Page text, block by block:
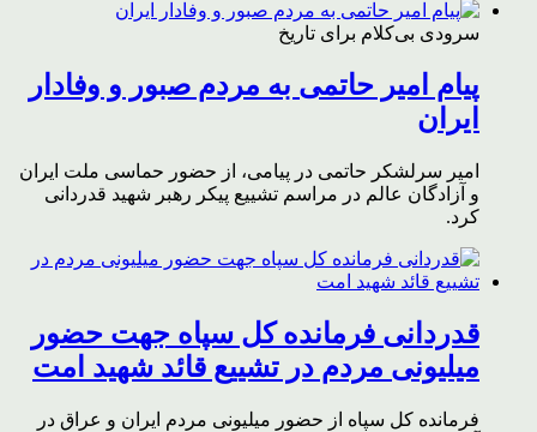
سرودی بی‌کلام برای تاریخ
پیام امیر حاتمی به مردم صبور و وفادار
ایران
امیر سرلشکر حاتمی در پیامی، از حضور حماسی ملت ایران
و آزادگان عالم در مراسم تشییع پیکر رهبر شهید قدردانی
کرد.
قدردانی فرمانده کل سپاه جهت حضور
میلیونی مردم در تشییع قائد شهید امت
فرمانده کل سپاه از حضور میلیونی مردم ایران و عراق در